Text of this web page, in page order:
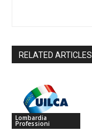
RELATED ARTICLES
Lombardia
Professioni